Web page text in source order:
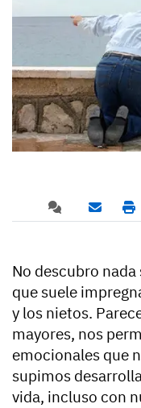
No descubro
que suele
y los nietos.
mayores, nos
emocionales que
supimos
vida, incluso con